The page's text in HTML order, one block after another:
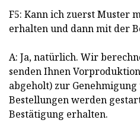
F5: Kann ich zuerst Muster
erhalten und dann mit der
A: Ja, natürlich. Wir
senden Ihnen
abgeholt) zur
Bestellungen werden
Bestätigung erhalten.